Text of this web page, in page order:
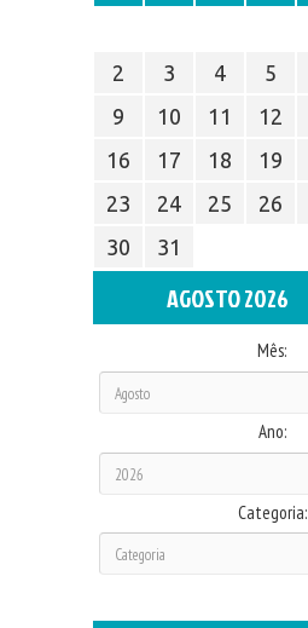
2
3 4 5
9
10 11 12
16
17 18 19
23
24 25 26
30
31
AGOSTO 2026
Mês:
Ano:
Categoria: